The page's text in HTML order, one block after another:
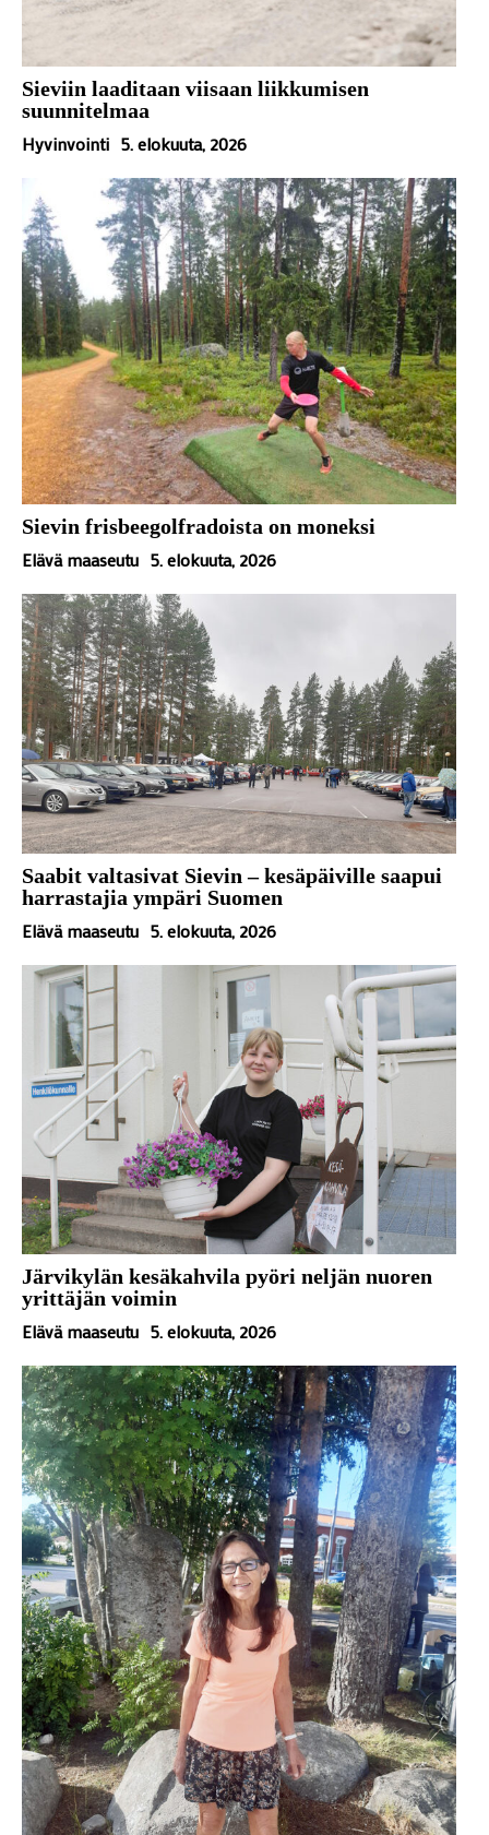
Sieviin laaditaan viisaan liikkumisen
suunnitelmaa
Hyvinvointi 5. elokuuta, 2026
Sievin frisbeegolfradoista on moneksi
Elävä maaseutu 5. elokuuta, 2026
Saabit valtasivat Sievin – kesäpäiville saapui
harrastajia ympäri Suomen
Elävä maaseutu 5. elokuuta, 2026
Järvikylän kesäkahvila pyöri neljän nuoren
yrittäjän voimin
Elävä maaseutu 5. elokuuta, 2026